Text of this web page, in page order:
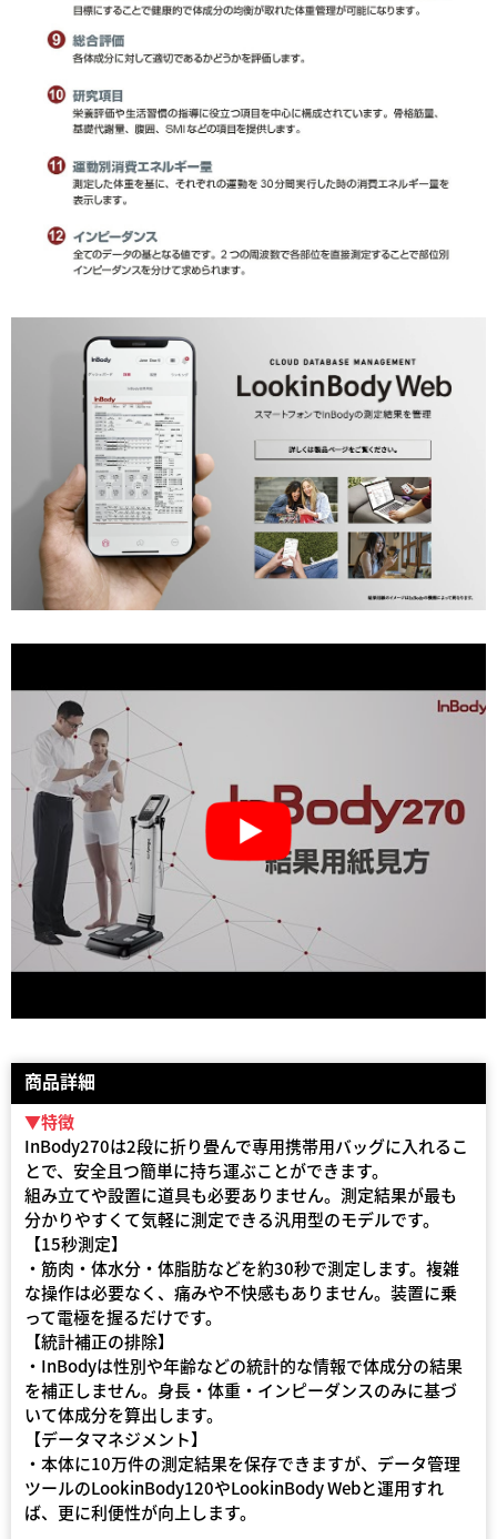
商品詳細
▼特徴
InBody270は2段に折り畳んで専用携帯用バッグに入れるこ
とで、安全且つ簡単に持ち運ぶことができます。
組み立てや設置に道具も必要ありません。測定結果が最も
分かりやすくて気軽に測定できる汎用型のモデルです。
【15秒測定】
・筋肉・体水分・体脂肪などを約30秒で測定します。複雑
な操作は必要なく、痛みや不快感もありません。装置に乗
って電極を握るだけです。
【統計補正の排除】
・InBodyは性別や年齢などの統計的な情報で体成分の結果
を補正しません。身長・体重・インピーダンスのみに基づ
いて体成分を算出します。
【データマネジメント】
・本体に10万件の測定結果を保存できますが、データ管理
ツールのLookinBody120やLookinBody Webと運用すれ
ば、更に利便性が向上します。